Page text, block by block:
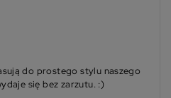
do prostego stylu naszego
się bez zarzutu. :)